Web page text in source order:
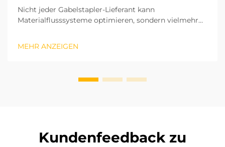
Nicht jeder Gabelstapler-Lieferant kann
Materialflusssysteme optimieren, sondern vielmehr
Erfahrung mit Vor-Ort-Projekten in verschiedenen
MEHR ANZEIGEN
Kundenfeedback zu